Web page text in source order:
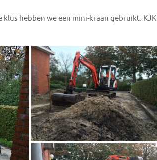
hebben we een mini-kraan gebruikt. KJK